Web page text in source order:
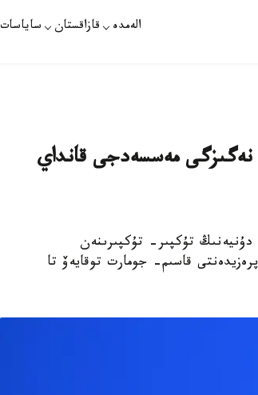
الەمدە قازاقستان ساياسات
نەگىزگى مەسسەدجى قانداي
دۇنيەنىڭ تۇكپىر- تۇكپىرىنەن
قاسىم- جومارت توقايەۆ تا